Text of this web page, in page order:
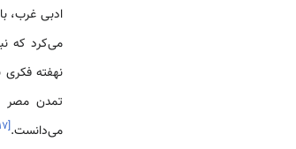
ادبی غرب،
می‌کرد که
نهفته فکری
تمدن مصر
می‌دانست.[۱۷